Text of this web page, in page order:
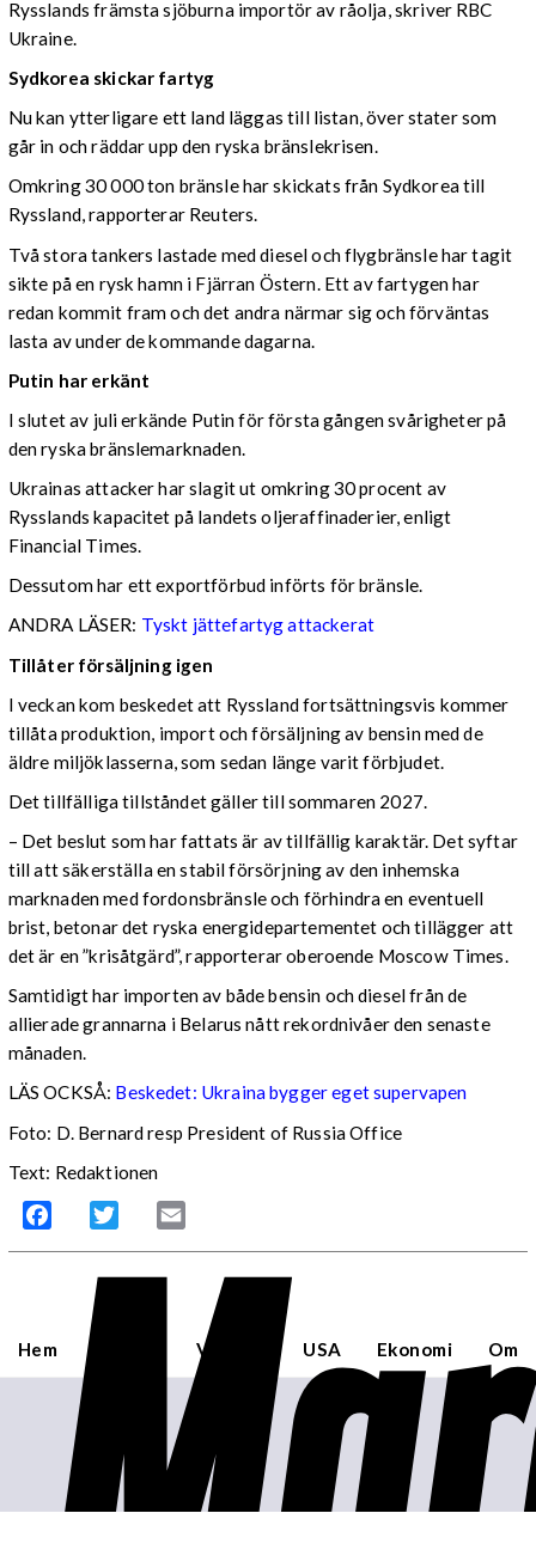
Rysslands främsta sjöburna importör av råolja, skriver RBC
Ukraine.
Sydkorea skickar fartyg
Nu kan ytterligare ett land läggas till listan, över stater som
går in och räddar upp den ryska bränslekrisen.
Omkring 30 000 ton bränsle har skickats från Sydkorea till
Ryssland, rapporterar Reuters.
Två stora tankers lastade med diesel och flygbränsle har tagit
sikte på en rysk hamn i Fjärran Östern. Ett av fartygen har
redan kommit fram och det andra närmar sig och förväntas
lasta av under de kommande dagarna.
Putin har erkänt
I slutet av juli erkände Putin för första gången svårigheter på
den ryska bränslemarknaden.
Ukrainas attacker har slagit ut omkring 30 procent av
Rysslands kapacitet på landets oljeraffinaderier, enligt
Financial Times.
Dessutom har ett exportförbud införts för bränsle.
ANDRA LÄSER: Tyskt jättefartyg attackerat
Tillåter försäljning igen
I veckan kom beskedet att Ryssland fortsättningsvis kommer
tillåta produktion, import och försäljning av bensin med de
äldre miljöklasserna, som sedan länge varit förbjudet.
Det tillfälliga tillståndet gäller till sommaren 2027.
– Det beslut som har fattats är av tillfällig karaktär. Det syftar
till att säkerställa en stabil försörjning av den inhemska
marknaden med fordonsbränsle och förhindra en eventuell
brist, betonar det ryska energidepartementet och tillägger att
det är en ”krisåtgärd”, rapporterar oberoende Moscow Times.
Samtidigt har importen av både bensin och diesel från de
allierade grannarna i Belarus nått rekordnivåer den senaste
månaden.
LÄS OCKSÅ: Beskedet: Ukraina bygger eget supervapen
Foto: D. Bernard resp President of Russia Office
Text: Redaktionen
Facebook Twitter
Hem Världen USA Ekonomi Om